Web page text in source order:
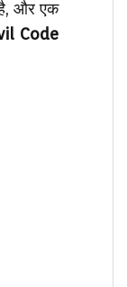
है, और एक
Code